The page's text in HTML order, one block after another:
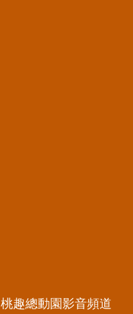
桃趣總動園影音頻道